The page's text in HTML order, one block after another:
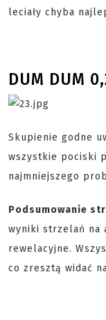
leciały chyba
DUM DUM
Skupienie godne
wszystkie pociski
najmniejszego
Podsumowanie
wyniki strzelań na
rewelacyjne.
co zresztą widać